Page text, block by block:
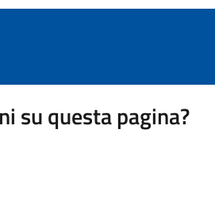
su questa pagina?